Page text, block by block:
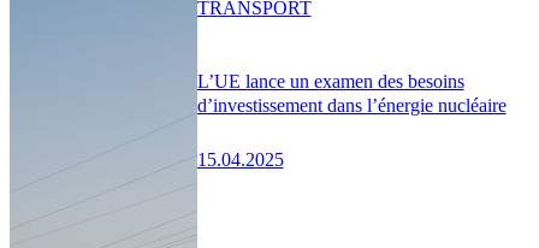
L’UE lance un examen des besoins
d’investissement dans l’énergie nucléaire
15.04.2025
TRANSPORT